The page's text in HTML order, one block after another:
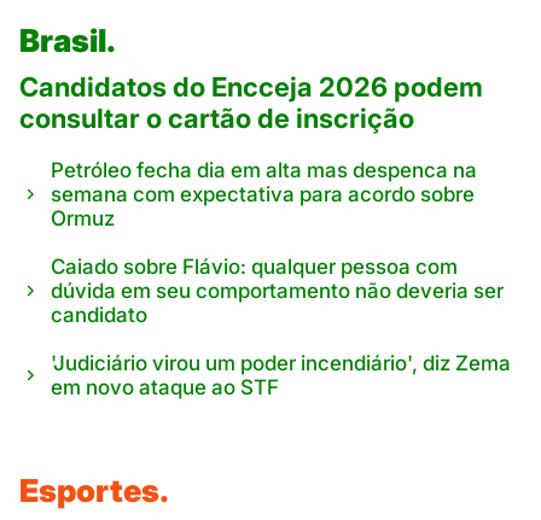
Brasil.
Candidatos do Encceja 2026 podem
consultar o cartão de inscrição
Petróleo fecha dia em alta mas despenca na
semana com expectativa para acordo sobre
Ormuz
Caiado sobre Flávio: qualquer pessoa com
dúvida em seu comportamento não deveria ser
candidato
'Judiciário virou um poder incendiário', diz Zema
em novo ataque ao STF
Esportes.